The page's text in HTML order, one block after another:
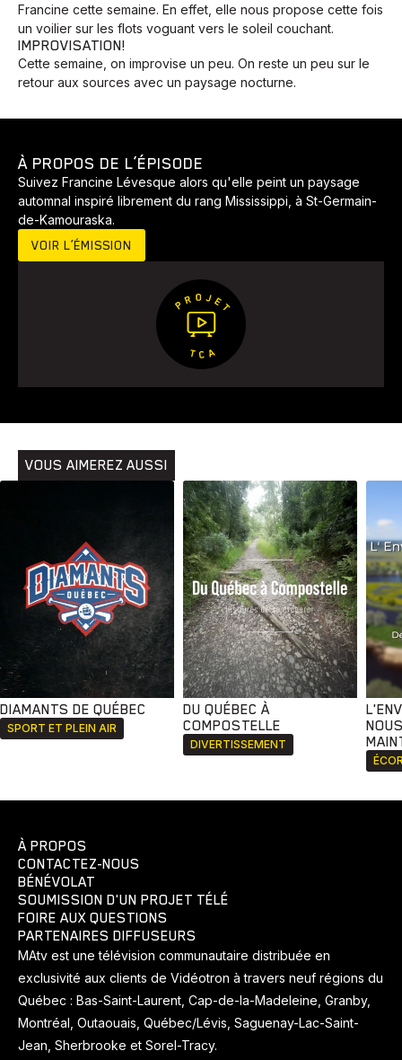
Bingo Communauté
Histoires Pêche
Francine cette semaine. En effet, elle nous propose cette fois
un voilier sur les flots voguant vers le soleil couchant.
IMPROVISATION!
Cette semaine, on improvise un peu. On reste un peu sur le
retour aux sources avec un paysage nocturne.
À PROPOS DE L’ÉPISODE
Suivez Francine Lévesque alors qu'elle peint un paysage
automnal inspiré librement du rang Mississippi, à St-Germain-
de-Kamouraska.
VOIR L’ÉMISSION
VOUS AIMEREZ AUSSI
DIAMANTS DE QUÉBEC
SPORT ET PLEIN AIR
DU QUÉBEC À
COMPOSTELLE
DIVERTISSEMENT
À PROPOS
CONTACTEZ-NOUS
BÉNÉVOLAT
SOUMISSION D'UN PROJET TÉLÉ
FOIRE AUX QUESTIONS
PARTENAIRES DIFFUSEURS
MAtv est une télévision communautaire distribuée en
exclusivité aux clients de Vidéotron à travers neuf régions du
Québec : Bas-Saint-Laurent, Cap-de-la-Madeleine, Granby,
Montréal, Outaouais, Québec/Lévis, Saguenay-Lac-Saint-
Jean, Sherbrooke et Sorel-Tracy.